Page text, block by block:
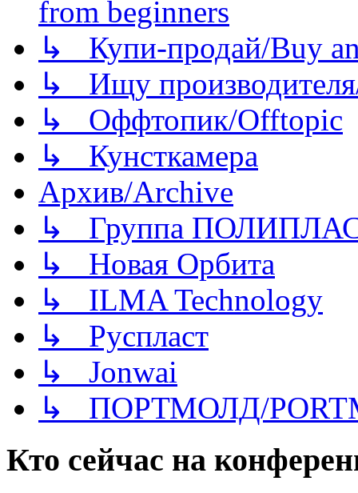
from beginners
↳ Купи-продай/Buy
↳ Ищу
↳ Оффтопик/Offtopic
↳ Кунсткамера
Архив/Archive
↳ Группа
↳ Новая Орбита
↳ ILMA Technology
↳ Руспласт
↳ Jonwai
↳ ПОРТМОЛД/
Кто сейчас на